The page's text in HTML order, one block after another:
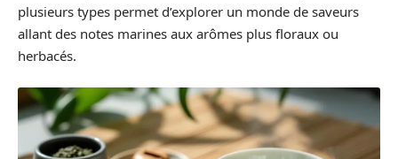
plusieurs types permet d’explorer un monde de saveurs
allant des notes marines aux arômes plus floraux ou
herbacés.